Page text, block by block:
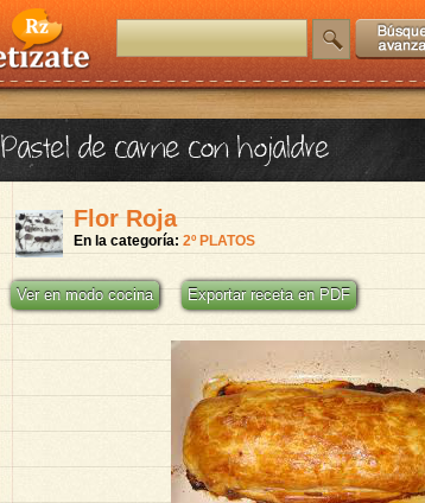
Pastel de carne con hojaldre
Flor Roja
En la categoría: 2º PLATOS
Ver en modo cocina Exportar receta en PDF